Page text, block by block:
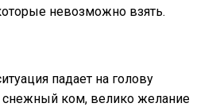
невозможно взять.
падает на голову
снежный ком, велико желание